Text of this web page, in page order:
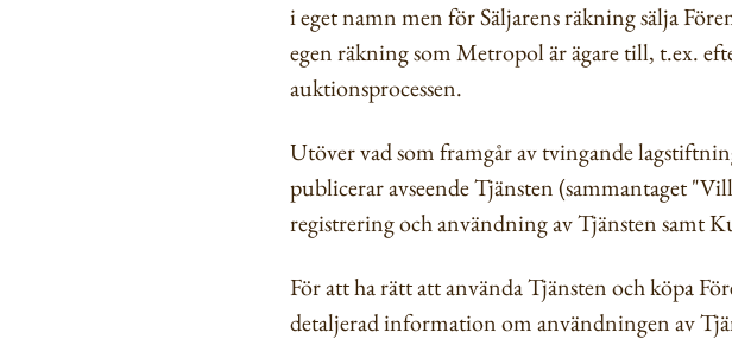
i eget namn men för Säljarens räkning sälja
egen räkning som Metropol är ägare till, t.ex.
auktionsprocessen.
Utöver vad som framgår av tvingande
publicerar avseende Tjänsten (sammantaget
registrering och användning av Tjänsten samt
För att ha rätt att använda Tjänsten och köpa
detaljerad information om användningen av